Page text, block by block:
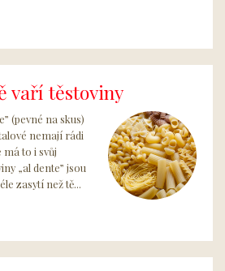
vaří těstoviny
(pevné na skus)
nemají rádi
má to i svůj
„al dente” jsou
zasytí než tě...